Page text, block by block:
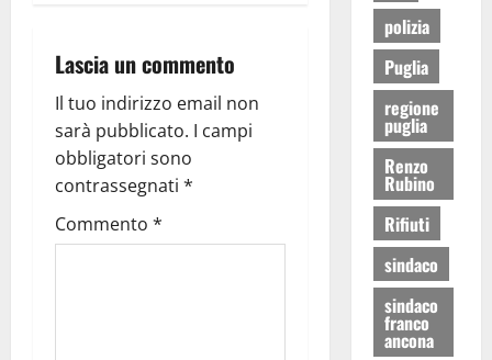
Lascia un commento
Il tuo indirizzo email non
sarà pubblicato. I campi
obbligatori sono
contrassegnati *
Commento *
polizia
Puglia
regione
puglia
Renzo
Rubino
Rifiuti
sindaco
sindaco
franco
ancona